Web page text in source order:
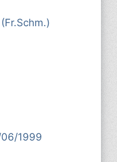
1999